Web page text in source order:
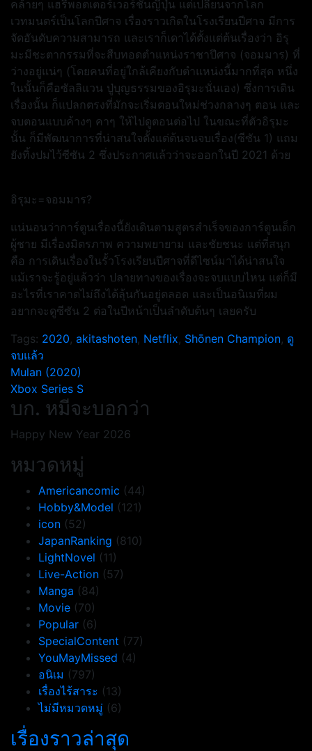
คล้ายๆ แฮรี่พอตเตอร์เวอร์ชั่นญี่ปุ่น แต่เปลี่ยนจากโลก
เวทมนตร์เป็นโลกปีศาจ เรื่องราวเกิดในโรงเรียนปีศาจ มีการ
จัดอันดับความสามารถ และเราก็เดาได้ตั้งแต่ต้นเรื่องว่า อิรุ
มะมีชะตากรรมที่จะสืบทอดตำแหน่งราชาปีศาจ (จอมมาร) ที่
ว่างอยู่แน่ๆ (โดยคนที่อยู่ใกล้เคียงกับตำแหน่งนี้มากที่สุด หนึ่ง
ในนั้นก็คือซัลลิแวน ปู่บุญธรรมของอิรุมะนั่นเอง) ซึ่งการเดิน
เรื่องนั้น ก็แปลกตรงที่มักจะเริ่มตอนใหม่ช่วงกลางๆ ตอน และ
จบตอนแบบค้างๆ คาๆ ให้ไปดูตอนต่อไป ในขณะที่ตัวอิรุมะ
นั้น ก็มีพัฒนาการที่น่าสนใจตั้งแต่ต้นจนจบเรื่อง(ซีซัน 1) แถม
ยังทิ้งปมไว้ซีซัน 2 ซึ่งประกาศแล้วว่าจะออกในปี 2021 ด้วย
อิรุมะ=จอมมาร?
แน่นอนว่าการ์ตูนเรื่องนี้ยังเดินตามสูตรสำเร็จของการ์ตูนเด็ก
ผู้ชาย มีเรื่องมิตรภาพ ความพยายาม และชัยชนะ แต่ที่สนุก
คือ การเดินเรื่องในรั้วโรงเรียนปีศาจที่ดีไซน์มาได้น่าสนใจ
แม้เราจะรู้อยู่แล้วว่า ปลายทางของเรื่องจะจบแบบไหน แต่ก็มี
อะไรที่เราคาดไม่ถึงได้ลุ้นกันอยู่ตลอด และเป็นอนิเมที่ผม
อยากจะดูซีซัน 2 ต่อในปีหน้าเป็นลำดับต้นๆ เลยครับ
Tags: 2020, akitashoten, Netflix, Shōnen Champion, ดู
จบแล้ว
แนะแนว
เรื่อง
Mulan (2020)
Xbox Series S
บก. หมีจะบอกว่า
Happy New Year 2026
หมวดหมู่
Americancomic (44)
Hobby&Model (121)
icon (52)
JapanRanking (810)
LightNovel (11)
Live-Action (57)
Manga (84)
Movie (70)
Popular (6)
SpecialContent (77)
YouMayMissed (4)
อนิเม (797)
เรื่องไร้สาระ (13)
ไม่มีหมวดหมู่ (6)
เรื่องราวล่าสุด